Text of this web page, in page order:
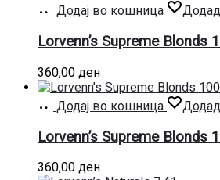
Додај во кошница
Lorvenn’s Supreme Blonds
360,00 ден
Додај во кошница
Lorvenn’s Supreme Blonds
360,00 ден